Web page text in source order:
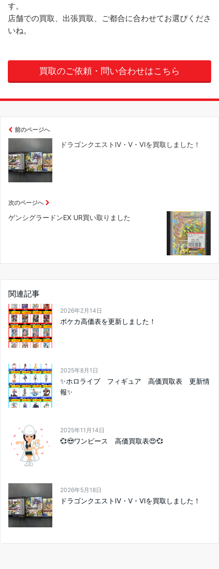
す。
店舗での買取、出張買取、ご都合に合わせてお選びくださ
いね。
買取のご依頼・問い合わせはこちら
前のページへ
ドラゴンクエストⅣ・Ⅴ・Ⅵを買取しました！
次のページへ
ゲンシグラードンEX UR買い取りました
関連記事
2026年2月14日
ポケカ高価表を更新しました！
2025年8月1日
✨ホロライブ フィギュア 高価買取表 更新情
報✨
2025年11月14日
💞😍ワンピース 高価買取表😍💞
2026年5月18日
ドラゴンクエストⅣ・Ⅴ・Ⅵを買取しました！